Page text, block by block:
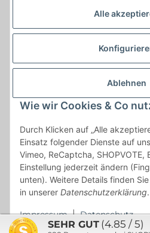
Alle
Ablehnen
Wie wir Cookies & Co
Durch Klicken auf „Alle
Einsatz folgender Dienste auf
Vimeo, ReCaptcha, SHOPVOTE,
Einstellung jederzeit ändern
unten). Weitere Details finden
in unserer Datenschutzerklärung.
Impressum | Datenschutz
* * Lieferzeiten gelten ab
Deutschland.Irrtümer
Auflagenhöhe, Durchmesser, etc.
Kaufvertrag bleibt davon
sind incl. der gesetzlichen UST
"kostenlose Lieferung" bezieht
SEHR GUT (4.85 / 5)